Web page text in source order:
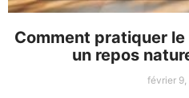
Comment pratiquer
un repos
février 9,